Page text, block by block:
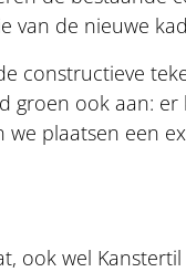
van de nieuwe
constructieve
groen ook aan:
plaatsen een
ook wel